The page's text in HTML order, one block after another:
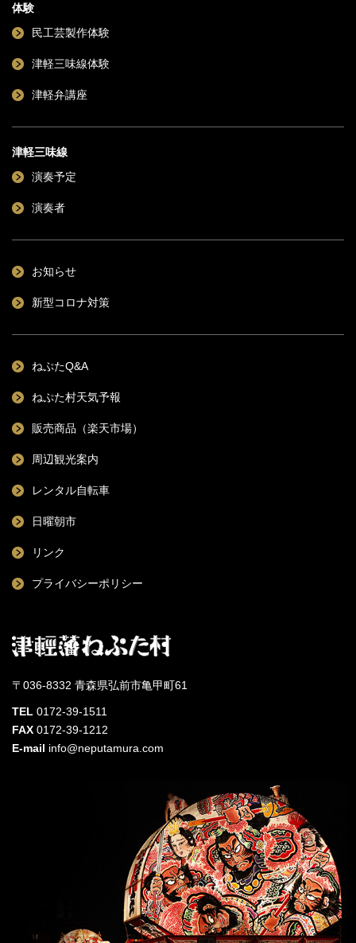
体験
民工芸製作体験
津軽三味線体験
津軽弁講座
津軽三味線
演奏予定
演奏者
お知らせ
新型コロナ対策
ねぷたQ&A
ねぷた村天気予報
販売商品（楽天市場）
周辺観光案内
レンタル自転車
日曜朝市
リンク
プライバシーポリシー
〒036-8332 青森県弘前市亀甲町61
TEL 0172-39-1511
FAX 0172-39-1212
E-mail info@neputamura.com